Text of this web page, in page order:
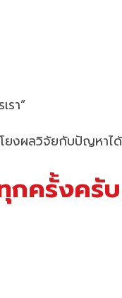
รา”
โยงผลวิจัยกับปัญหาไ
กครั้งครับ